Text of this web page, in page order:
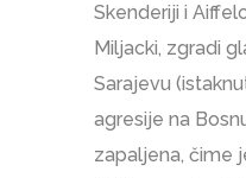
Skenderiji i
Miljacki, zgradi
Sarajevu
agresije na
zapaljena, čime